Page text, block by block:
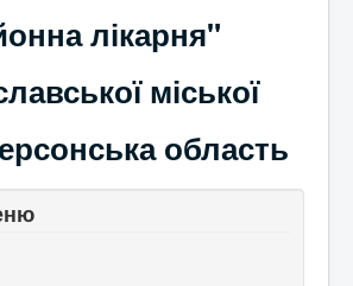
лікарня"
міської
область